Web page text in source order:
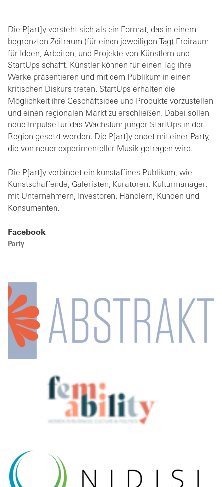
Die P[art]y versteht sich als ein Format, das in einem
begrenzten Zeitraum (für einen jeweiligen Tag) Freiraum
für Ideen, Arbeiten, und Projekte von Künstlern und
StartUps schafft. Künstler können für einen Tag ihre
Werke präsentieren und mit dem Publikum in einen
kritischen Diskurs treten. StartUps erhalten die
Möglichkeit ihre Geschäftsidee und Produkte vorzustellen
und einen regionalen Markt zu erschließen. Dabei sollen
neue Impulse für das Wachstum junger StartUps in der
Region gesetzt werden. Die P[art]y endet mit einer Party,
die von neuer experimenteller Musik getragen wird.
Die P[art]y verbindet ein kunstaffines Publikum, wie
Kunstschaffende, Galeristen, Kuratoren, Kulturmanager,
mit Unternehmern, Investoren, Händlern, Kunden und
Konsumenten.
Facebook
Party